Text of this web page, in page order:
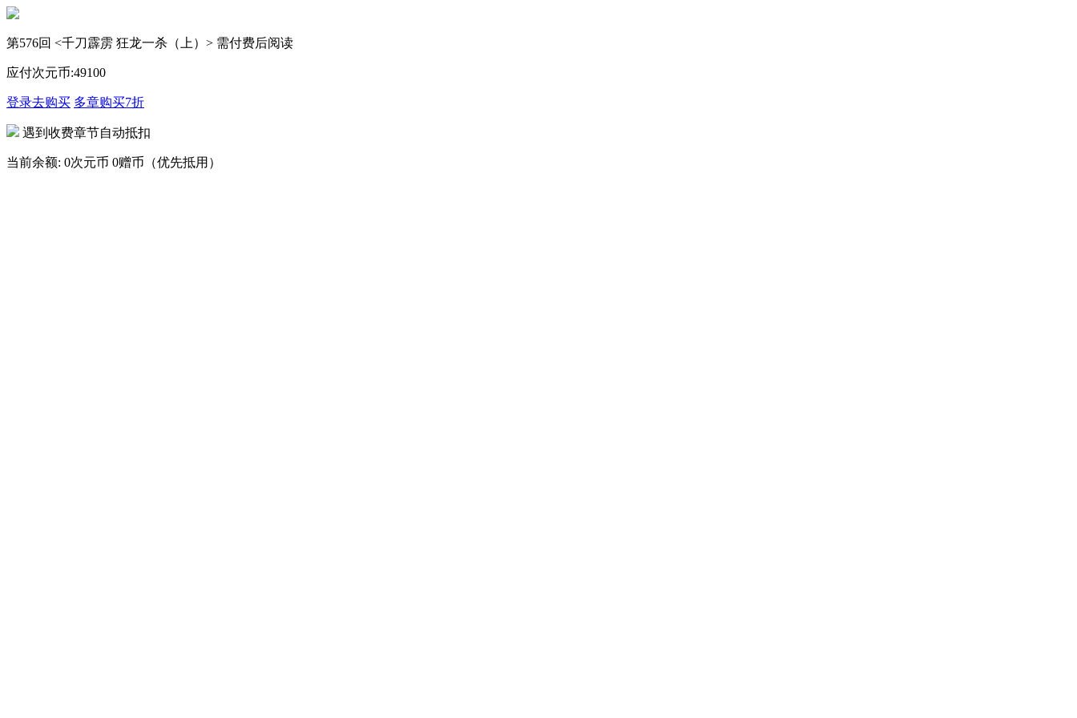
第576回 <千刀霹雳 狂龙一杀（上）> 需付费后阅读
应付次元币:49100
登录去购买 多章购买7折
遇到收费章节自动抵扣
当前余额: 0次元币 0赠币（优先抵用）